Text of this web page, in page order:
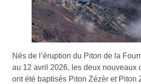
Nés de l’éruption du Piton de la
au 12 avril 2026, les deux nouveaux
ont été baptisés Piton Zézèr et Piton